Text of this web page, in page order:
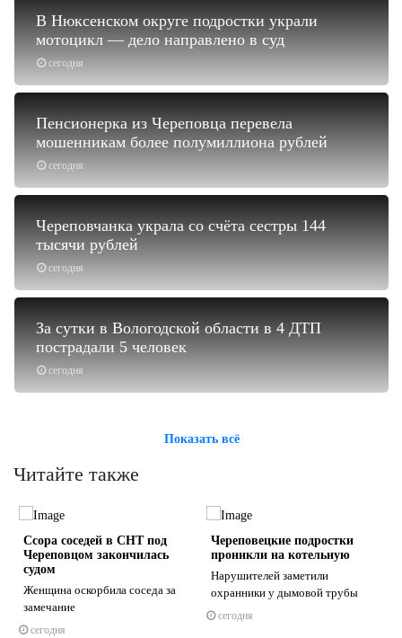
сегодня
В Нюксенском округе подростки украли
мотоцикл — дело направлено в суд
сегодня
Пенсионерка из Череповца перевела
мошенникам более полумиллиона рублей
сегодня
Череповчанка украла со счёта сестры 144
тысячи рублей
сегодня
За сутки в Вологодской области в 4 ДТП
пострадали 5 человек
Показать всё
Читайте также
Ссора соседей в СНТ под
Череповцом закончилась
судом
Женщина оскорбила соседа за
замечание
сегодня
Череповецкие подростки
проникли на котельную
Нарушителей заметили
охранники у дымовой трубы
сегодня